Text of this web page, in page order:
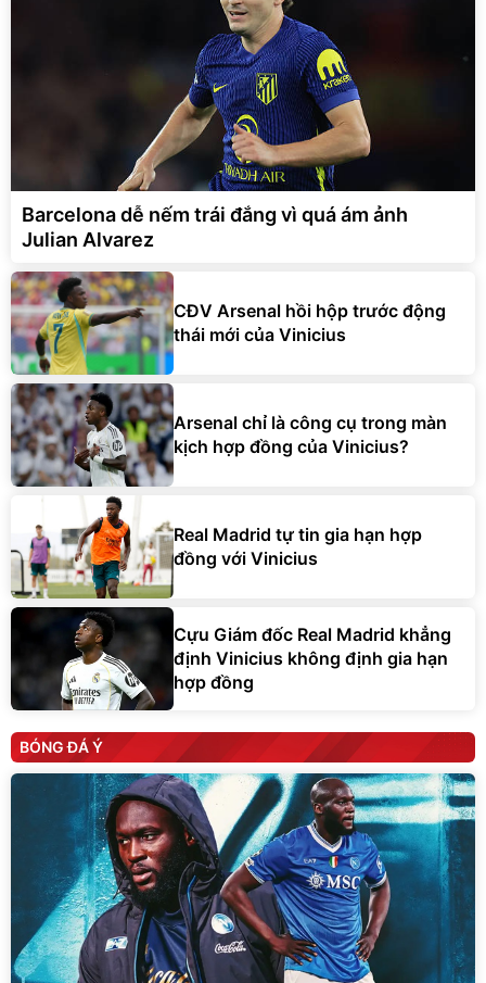
Barcelona dễ nếm trái đắng vì quá ám ảnh
Julian Alvarez
CĐV Arsenal hồi hộp trước động
thái mới của Vinicius
Arsenal chỉ là công cụ trong màn
kịch hợp đồng của Vinicius?
Real Madrid tự tin gia hạn hợp
đồng với Vinicius
Cựu Giám đốc Real Madrid khẳng
định Vinicius không định gia hạn
hợp đồng
BÓNG ĐÁ Ý